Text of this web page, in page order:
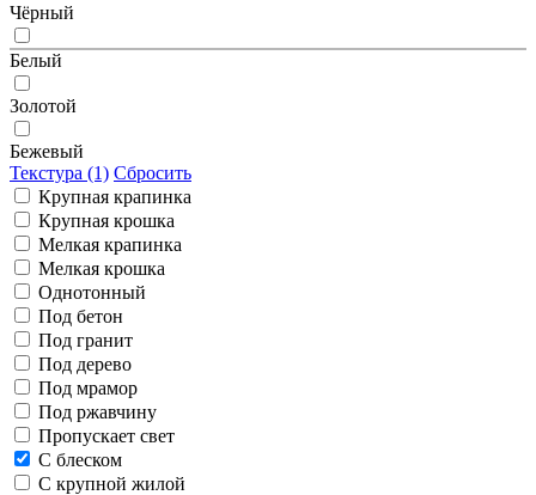
Чёрный
Белый
Золотой
Бежевый
Текстура (1) Сбросить
Крупная крапинка
Крупная крошка
Мелкая крапинка
Мелкая крошка
Однотонный
Под бетон
Под гранит
Под дерево
Под мрамор
Под ржавчину
Пропускает свет
С блеском
С крупной жилой